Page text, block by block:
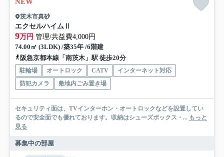
茨木市真砂
エクセルハイムⅡ
9万円 管理/共益費4,000円
74.00㎡ (3LDK) /築35年 /6階建
阪急京都本線「南茨木」駅 徒歩20分
駐輪場 オートロック CATV
インターネット対応
防犯カメラ
敷地内ごみ置き場
セキュリティ面は、TVインターホン・オートロックなどを設置してい
るので安全面でも優れております。収納はシューズボックス・... もっと
見る
募集中の部屋